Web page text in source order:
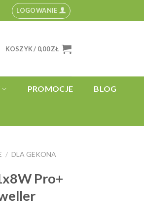
LOGOWANIE
KOSZYK / 0,00ZŁ
PROMOCJE BLOG
/ DLA GEKONA
Pro+